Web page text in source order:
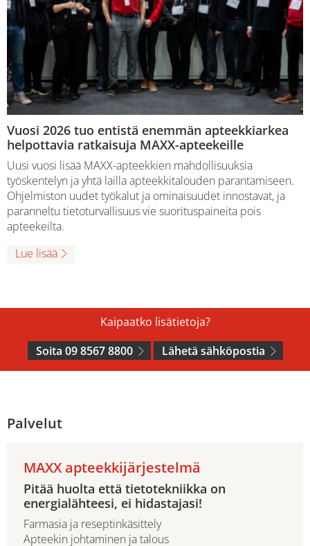
Vuosi 2026 tuo entistä enemmän apteekkiarkea
helpottavia ratkaisuja MAXX-apteekeille
Uusi vuosi lisää MAXX-apteekkien mahdollisuuksia
työskentelyn ja yhtä lailla apteekkitalouden parantamiseen.
Ohjelmiston uudet työkalut ja ominaisuudet innostavat, ja
paranneltu tietoturvallisuus vie suorituspaineita pois
apteekeilta.
Lue lisää
Kaipaatko lisätietoja?
Soita 09 8567 8800
Lähetä sähköpostia
Palvelut
MAXX apteekkijärjestelmä
Pitää huolta että tietotekniikka on
energialähteesi, ei hidastajasi!
Farmasia ja reseptinkäsittely
Apteekin johtaminen ja talous